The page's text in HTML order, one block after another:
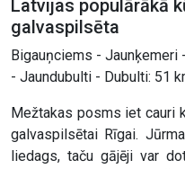
Latvijas populārākā
galvaspilsēta
Bigauņciems - Jaunķemeri
- Jaundubulti - Dubulti: 51
Mežtakas posms iet cauri
galvaspilsētai Rīgai.
liedags, taču gājēji var